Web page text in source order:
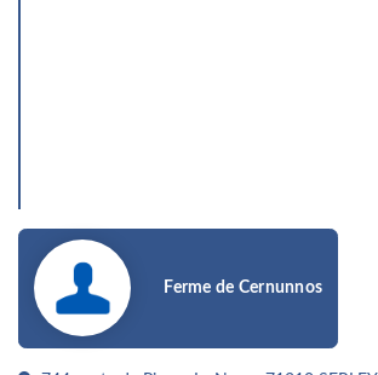
Ferme de Cernunnos